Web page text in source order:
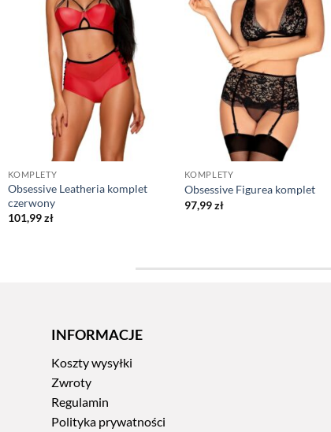
KOMPLETY
Obsessive Leatheria komplet
czerwony
101,99zł
KOMPLETY
Obsessive Figurea komplet
97,99zł
INFORMACJE
Koszty wysyłki
Zwroty
Regulamin
Polityka prywatności